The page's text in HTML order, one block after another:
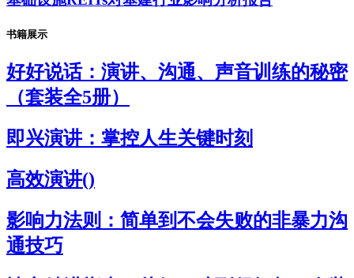
书籍展示
好好说话：演讲、沟通、声音训练的秘密
（套装全5册）
即兴演讲：掌控人生关键时刻
高效演讲()
影响力法则：简单到不会失败的非暴力沟
通技巧